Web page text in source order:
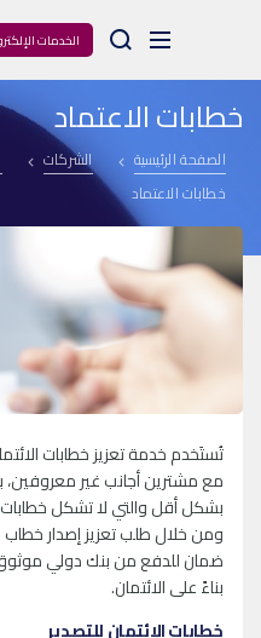
الخدمات Arama
خطابات الاعتماد
الصفحة الرئيسية الشركات
خطابات الاعتماد
مع مشترين أجانب غير معروفين،
بشكل أقل والتي لا تشكل خطابات
ضمان للدفع من بنك دولي موثوق
بناءً على الائتمان.
خطابات الائتمان للتصدير